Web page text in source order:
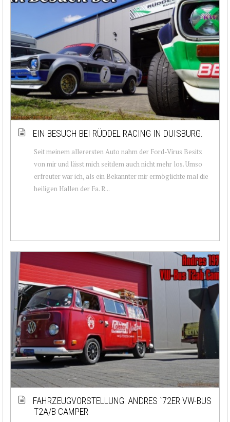
EIN BESUCH BEI RÜDDEL RACING IN DUISBURG.
Seit meinem allerersten Auto nahm der Ford-Virus Besitz
von mir und lässt mich seitdem auch nicht mehr los. Umso
erfreuter war ich, als ein Bekannter mir ermöglichte mal die
heiligen Hallen der Fa. R...
FAHRZEUGVORSTELLUNG: ANDRES `72ER VW-BUS
T2A/B CAMPER